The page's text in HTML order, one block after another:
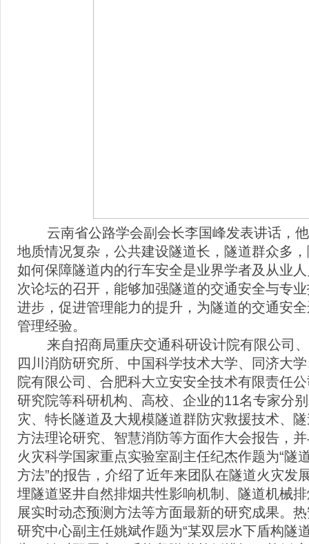
云南省公路学会副会长李国峰发表讲话，
地质情况复杂，公共建设隧道长，隧道群众多
如何保障隧道内的行车安全是业界学者及从业
次论坛的召开，能够加强隧道的交通安全与专
进步，促进管理能力的提升，为隧道的交通安
管理经验。
来自招商局重庆交通科研设计院有限公司
四川消防研究所、中国科学技术大学、同济大
院有限公司、合肥科大立安安全技术有限责任
研究院等科研机构、高校、企业的11名专家分
灾、特长隧道及大规模隧道群防灾救援技术、
方法理论研究、智慧消防等方面作大会报告，
火灾科学国家重点实验室副主任纪杰作题为“隧
方法”的报告，介绍了近年来团队在隧道火灾发
埋隧道竖井自然排烟共性影响机制、隧道机械
展实时动态预测方法等方面最新的研究成果。
研究中心副主任姚斌作题为“某双层水下盾构隧